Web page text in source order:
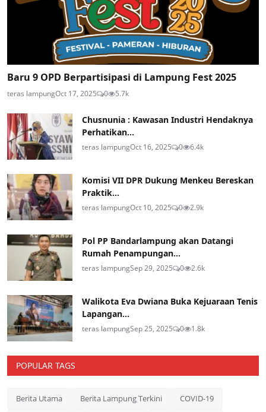
Baru 9 OPD Berpartisipasi di Lampung Fest 2025
teras lampungOct 17, 2025 0 5.7k
Chusnunia : Kawasan Industri Hendaknya
Perhatikan...
teras lampungOct 16, 2025 0 6.4k
Komisi VII DPR Dukung Menkeu Bereskan
Praktik...
teras lampungOct 10, 2025 0 2.9k
Pol PP Bandarlampung akan Datangi
Rumah Penampungan...
teras lampungSep 29, 2025 0 2.6k
Walikota Eva Dwiana Buka Kejuaraan Tenis
Lapangan...
teras lampungSep 25, 2025 0 1.8k
POPULAR TAGS
Berita Utama Berita Lampung Terkini COVID-19